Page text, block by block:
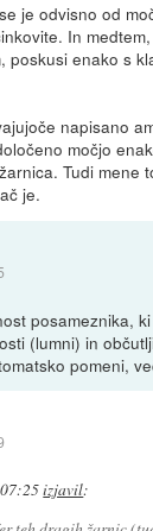
je odvisno od
In
poskusi enako s
napisano
močjo
Tudi mene
je.
posameznika,
(lumni) in
pomeni,
izjavil: